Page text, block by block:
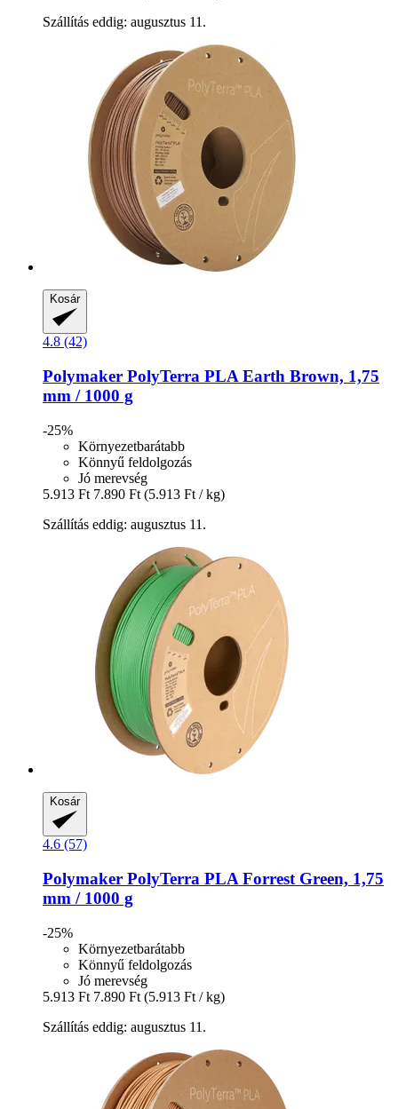
Szállítás eddig: augusztus 11.
Kosár
4.8 (42)
Polymaker PolyTerra PLA Earth Brown, 1,75
mm / 1000 g
-25%
Környezetbarátabb
Könnyű feldolgozás
Jó merevség
5.913 Ft 7.890 Ft (5.913 Ft / kg)
Szállítás eddig: augusztus 11.
Kosár
4.6 (57)
Polymaker PolyTerra PLA Forrest Green, 1,75
mm / 1000 g
-25%
Környezetbarátabb
Könnyű feldolgozás
Jó merevség
5.913 Ft 7.890 Ft (5.913 Ft / kg)
Szállítás eddig: augusztus 11.